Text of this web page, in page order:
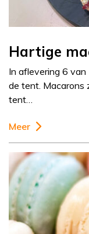
Hartige
In aflevering 6
de tent. Macarons
tent…
Meer